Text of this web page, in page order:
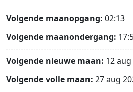
Volgende maanopgang: 02:13
Volgende maanondergang:
Volgende nieuwe maan: 12
Volgende volle maan: 27 aug